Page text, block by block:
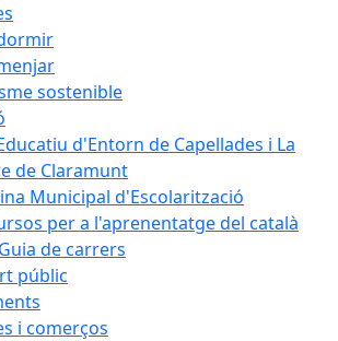
sostenible
d'Entorn de Capellades i La
de Claramunt
Municipal d'Escolarització
per a l'aprenentatge del català
de carrers
públic
i comerços